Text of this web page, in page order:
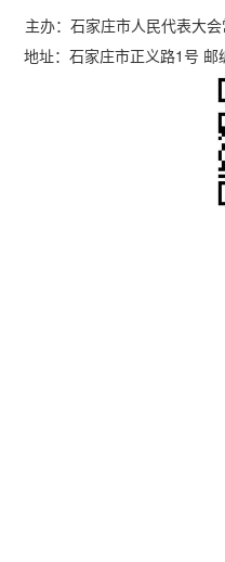
主办：石家庄市人民代表大
地址：石家庄市正义路1号